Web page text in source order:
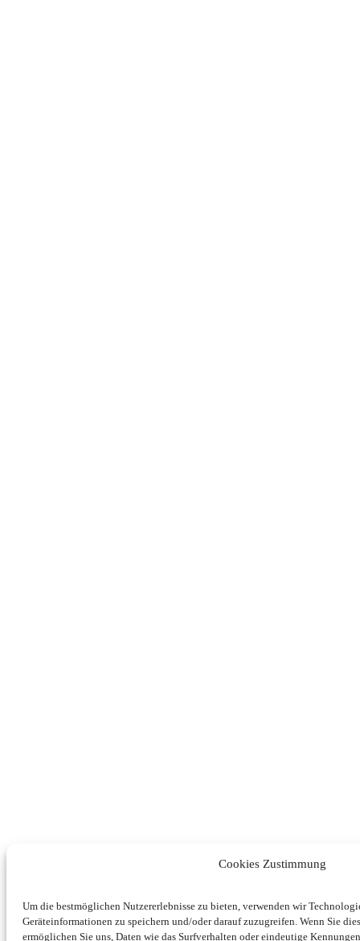
Cookies Zustimmung
Um die bestmöglichen Nutzererlebnisse zu bieten, verwenden wir
Geräteinformationen zu speichern und/oder darauf zuzugreifen. Wenn Sie
ermöglichen Sie uns, Daten wie das Surfverhalten oder eindeutige